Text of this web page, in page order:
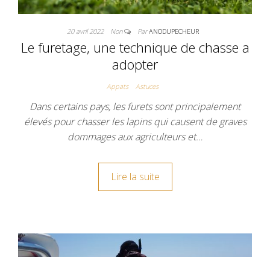
20 avril 2022 Non ParANODUPECHEUR
Le furetage, une technique de chasse a
adopter
Appats Astuces
Dans certains pays, les furets sont principalement
élevés pour chasser les lapins qui causent de graves
dommages aux agriculteurs et…
Lire la suite